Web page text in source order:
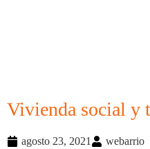
Vivienda social y
agosto 23, 2021 webarrio